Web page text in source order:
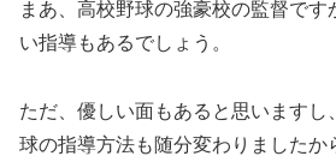
まあ、高校野球の強豪校の監督です
い指導もあるでしょう。
ただ、優しい面もあると思いますし
球の指導方法も随分変わりましたか